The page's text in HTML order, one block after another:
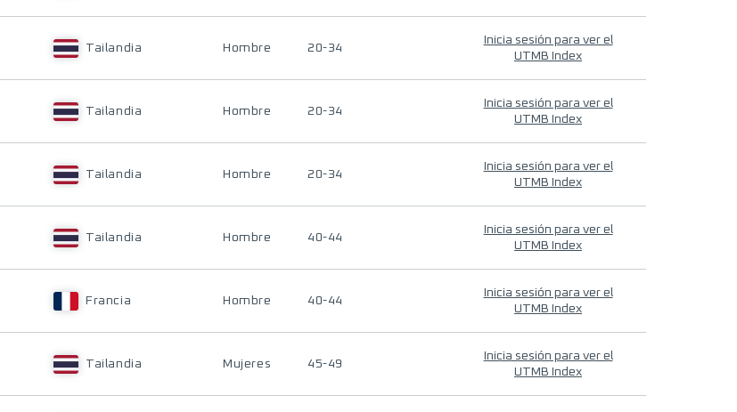
Tailandia Hombre 20-34
Inicia sesión para ver el
UTMB Index
Tailandia Hombre 20-34
Inicia sesión para ver el
UTMB Index
Tailandia Hombre 20-34
Inicia sesión para ver el
UTMB Index
Tailandia Hombre 40-44
Inicia sesión para ver el
UTMB Index
Francia Hombre 40-44
Inicia sesión para ver el
UTMB Index
Tailandia Mujeres 45-49
Inicia sesión para ver el
UTMB Index